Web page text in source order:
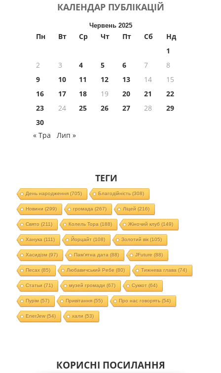
КАЛЕНДАР ПУБЛІКАЦІЙ
Червень 2025
Пн Вт Ср Чт Пт Сб
Нд
1
2
3 4 5 6 7
8
9
10 11 12 13 14
15
16
17 18 19 20 21
22
23
24 25 26 27 28
29
30
« Тра
Лип »
ТЕГИ
День народження(705) Благодійність (308)
Новини (299) громада (267) Ліцей (216)
Свято (211) Колель Тора (188) Жіночий клуб (149)
Ханука (111) Йорцайт (108) Золотий вік(105)
Хасидізм (97) Пам'ятна дата (88) JFuture (88)
Песах(85) Любавичський Ребе (80) Тижнева глава (74)
Статьи (71) музей громади (67) Суккот (64)
Пурім (57) Привітання(55) Про нас говорять (54)
EnerJew(54) хали (53)
КОРИСНІ ПОСИЛАННЯ